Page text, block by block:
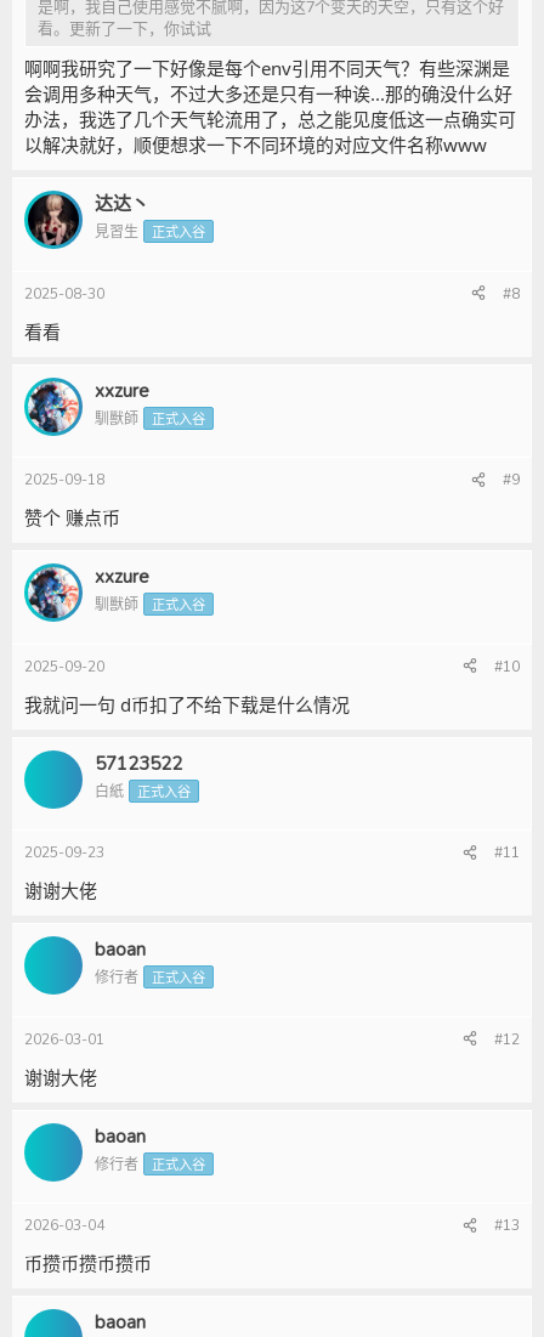
是啊，我自己使用感觉不腻啊，因为这7个变天的天空，只有这个好
看。更新了一下，你试试
啊啊我研究了一下好像是每个env引用不同天气？有些深渊是
会调用多种天气，不过大多还是只有一种诶...那的确没什么好
办法，我选了几个天气轮流用了，总之能见度低这一点确实可
以解决就好，顺便想求一下不同环境的对应文件名称www
达达丶
見習生 正式入谷
2025-08-30 #8
看看
xxzure
馴獸師 正式入谷
2025-09-18 #9
赞个 赚点币
xxzure
馴獸師 正式入谷
2025-09-20 #10
我就问一句 d币扣了不给下载是什么情况
57123522
白紙 正式入谷
2025-09-23 #11
谢谢大佬
baoan
修行者 正式入谷
2026-03-01 #12
谢谢大佬
baoan
修行者 正式入谷
2026-03-04 #13
币攒币攒币攒币
baoan